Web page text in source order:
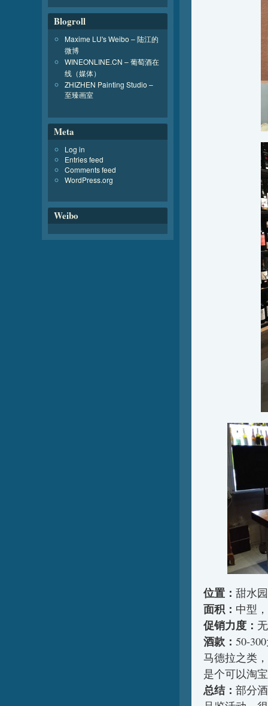
位置： 甜水
面积： 中型
促销力度： 无
酒款： 50-
马德拉之类
是个可以淘
总结： 部分
Blogroll
Maxime LU's Weibo – 陆江的
微博
WINEONLINE.CN – 葡萄酒在
线（媒体）
ZHIZHEN Painting Studio –
至臻画室
Meta
Log in
Entries feed
Comments feed
WordPress.org
Weibo